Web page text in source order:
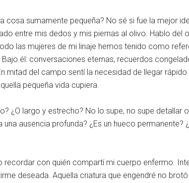
sumamente pequeña? No sé si fue la mejor
entre mis dedos y mis piernas al olivo. Hablo del
las mujeres de mi linaje hemos tenido como
él: conversaciones eternas, recuerdos
mitad del campo sentí la necesidad de llegar
pequeña vida cupiera.
¿O largo y estrecho? No lo supe, no supe detallar
ausencia profunda? ¿Es un hueco permanente?
con quién compartí mi cuerpo enfermo.
deseada. Aquella criatura que engendré no